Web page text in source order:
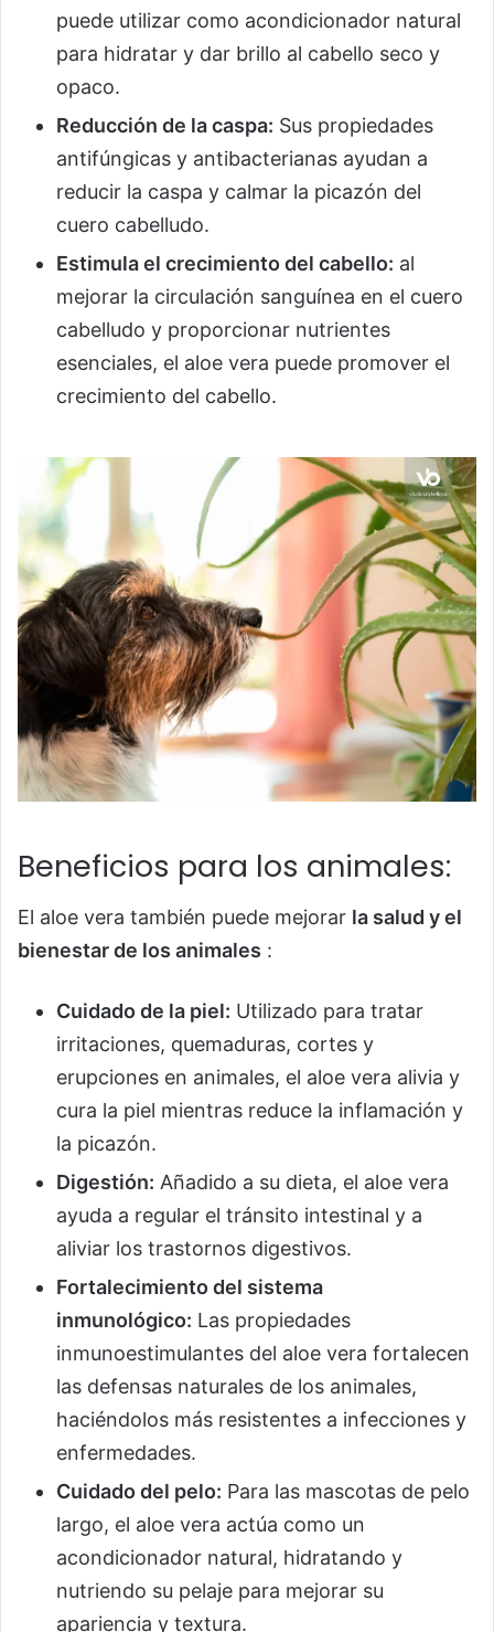
puede utilizar como acondicionador natural
para hidratar y dar brillo al cabello seco y
opaco.
Reducción de la caspa: Sus propiedades
antifúngicas y antibacterianas ayudan a
reducir la caspa y calmar la picazón del
cuero cabelludo.
Estimula el crecimiento del cabello: al
mejorar la circulación sanguínea en el cuero
cabelludo y proporcionar nutrientes
esenciales, el aloe vera puede promover el
crecimiento del cabello.
Beneficios para los animales:
El aloe vera también puede mejorar la salud y el
bienestar de los animales :
Cuidado de la piel: Utilizado para tratar
irritaciones, quemaduras, cortes y
erupciones en animales, el aloe vera alivia y
cura la piel mientras reduce la inflamación y
la picazón.
Digestión: Añadido a su dieta, el aloe vera
ayuda a regular el tránsito intestinal y a
aliviar los trastornos digestivos.
Fortalecimiento del sistema
inmunológico: Las propiedades
inmunoestimulantes del aloe vera fortalecen
las defensas naturales de los animales,
haciéndolos más resistentes a infecciones y
enfermedades.
Cuidado del pelo: Para las mascotas de pelo
largo, el aloe vera actúa como un
acondicionador natural, hidratando y
nutriendo su pelaje para mejorar su
apariencia y textura.